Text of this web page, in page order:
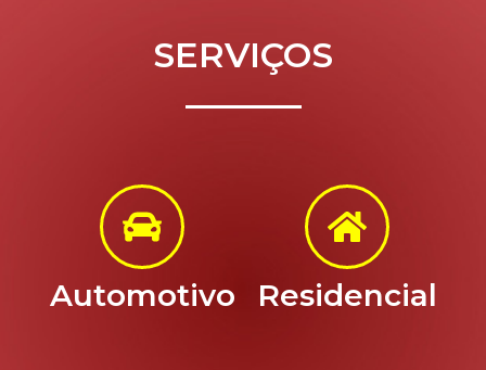
SERVIÇOS
Automotivo Residencial